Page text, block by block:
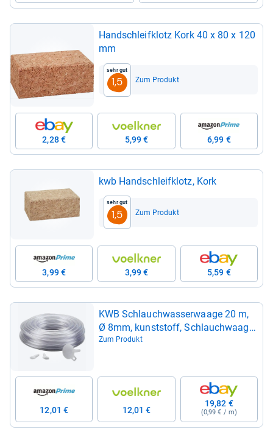
Hand­schleif­klotz Kork 40 x 80 x 120
mm
Sehr gut
1,5 Zum Produkt
2,28 € 5,99 € 6,99 €
kwb Hand­schleif­klotz, Kork
Sehr gut
1,5 Zum Produkt
3,99 € 3,99 € 5,59 €
KWB Schlauch­was­ser­waage 20 m,
Ø 8mm, kunst­stoff, Schlauch­waage,
Was­ser­waage, tran­pa­rent
Zum Produkt
12,01 € 12,01 €
19,82 €
(0,99 € / m)